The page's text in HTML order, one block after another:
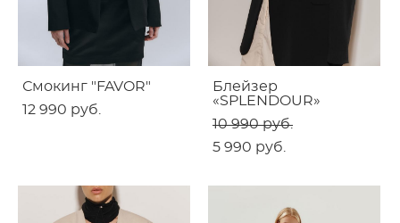
Смокинг "FAVOR"
12 990 pуб.
Блейзер
«SPLENDOUR»
10 990 pуб.
5 990 pуб.